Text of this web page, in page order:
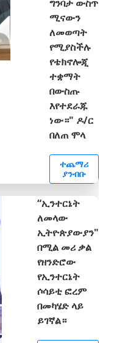
ግንባታ ውስጥ
ሚናውን
ለመወጣት
የሚያስችሉ
የቴክኖሎጂ
ተቋማት
በውስጡ
እየተደራጁ
ነው።" ዶ/ር
በለጠ ሞላ
ተጨማሪ
ያንብቡ
“ኢንተርኔት
ለመላው
ኢትዮጵያውያን"
በሚል መሪ ቃል
የዘንድሮው
የኢንተርኔት
ሶሳይቲ ፎረም
በመካሄድ ላይ
ይገኛል።